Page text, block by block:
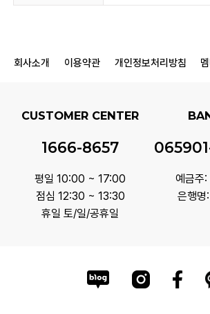
회사소개 이용약관 개인정보처리방침
CUSTOMER CENTER
1666-8657
평일 10:00 ~ 17:00
점심 12:30 ~ 13:30
휴일 토/일/공휴일
예금주
은행명